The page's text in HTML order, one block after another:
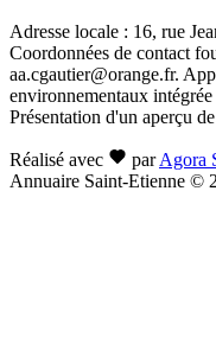
Adresse locale : 16, rue
Coordonnées de contact
aa.cgautier@orange.fr.
environnementaux
Présentation d'un aperçu
Réalisé avec par Agora
Annuaire Saint-Etienne ©